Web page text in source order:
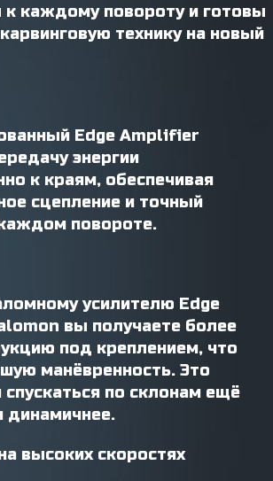
каждому повороту и готовы
технику на новый
Edge Amplifier
энергии
к краям, обеспечивая
сцепление и точный
повороте.
усилителю Edge
вы получаете более
под креплением, что
манёвренность. Это
по склонам ещё
динамичнее.
высоких скоростях